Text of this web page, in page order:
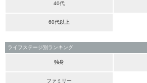
40代
60代以上
ライフステージ別ランキング
独身
ファミリー